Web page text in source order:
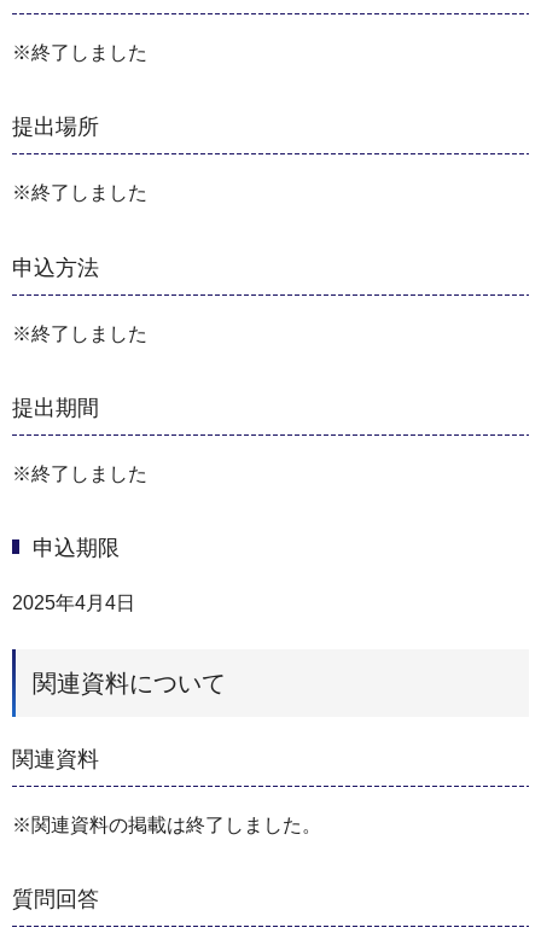
※終了しました
提出場所
※終了しました
申込方法
※終了しました
提出期間
※終了しました
申込期限
2025年4月4日
関連資料について
関連資料
※関連資料の掲載は終了しました。
質問回答